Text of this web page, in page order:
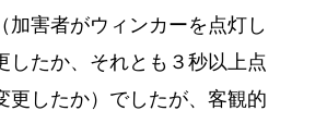
加害者がウィンカーを点灯し
したか、それとも３秒以上点
更したか）でしたが、客観的